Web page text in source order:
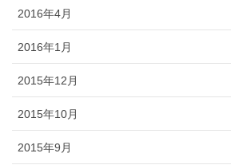
2016年4月
2016年1月
2015年12月
2015年10月
2015年9月